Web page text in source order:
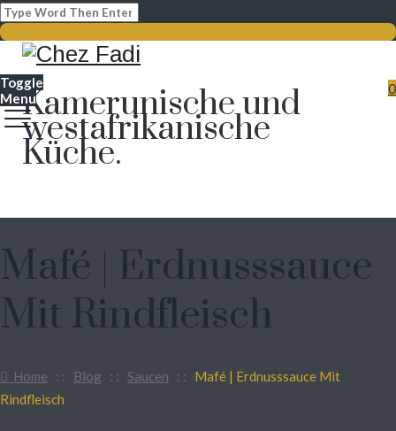
Kamerunische und
westafrikanische
Küche.
0
Toggle
Menu
Mafé | Erdnusssauce
Mit Rindfleisch
Home : : Blog : : Saucen : : Mafé | Erdnusssauce Mit
Rindfleisch